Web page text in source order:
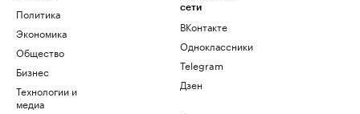
Политика
Экономика
Общество
Бизнес
Технологии и
медиа
сети
ВКонтакте
Одноклассники
Telegram
Дзен